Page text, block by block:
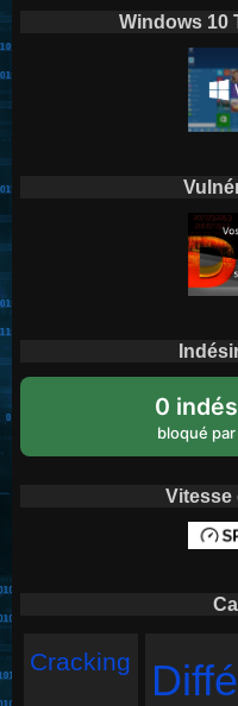
Windows 10
0
bloqué par
Vitesse
Cracking